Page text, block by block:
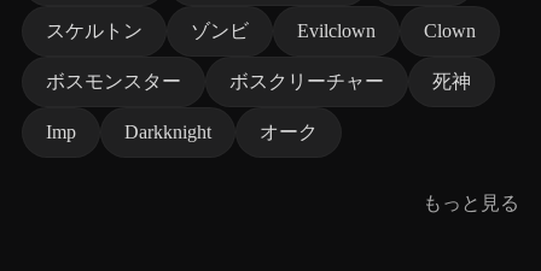
スケルトン ゾンビ Evilclown Clown
ボスモンスター ボスクリーチャー 死神
Imp Darkknight オーク
もっと見る